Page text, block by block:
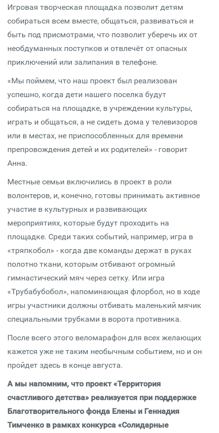
Игровая творческая площадка позволит детям
собираться всем вместе, общаться, развиваться и
быть под присмотрами, что позволит уберечь их от
необдуманных поступков и отвлечёт от опасных
приключений или залипания в телефоне.
«Мы поймем, что наш проект был реализован
успешно, когда дети нашего поселка будут
собираться на площадке, в учреждении культуры,
играть и общаться, а не сидеть дома у телевизоров
или в местах, не приспособленных для времени
препровождения детей и их родителей» - говорит
Анна.
Местные семьи включились в проект в роли
волонтеров, и, конечно, готовы принимать активное
участие в культурных и развивающих
мероприятиях, которые будут проходить на
площадке. Среди таких событий, например, игра в
«тряпкобол» - когда две команды держат в руках
полотно ткани, которым отбивают огромный
гимнастический мяч через сетку. Или игра
«Трубабубобол», напоминающая флорбол, но в ходе
игры участники должны отбивать маленький мячик
специальными трубками в ворота противника.
После всего этого веломарафон для всех желающих
кажется уже не таким необычным событием, но и он
пройдет здесь в конце августа.
А мы напомним, что проект «Территория
счастливого детства» реализуется при поддержке
Благотворительного фонда Елены и Геннадия
Тимченко в рамках конкурса «Солидарные